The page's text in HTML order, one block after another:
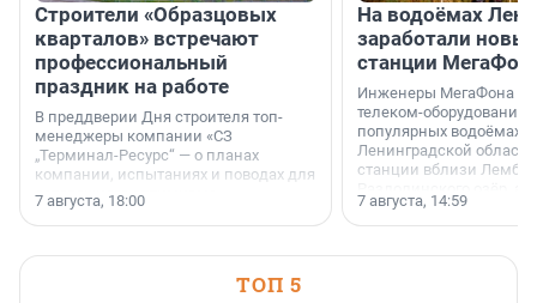
Строители «Образцовых
кварталов» встречают
профессиональный
праздник на работе
В преддверии Дня строителя топ-
менеджеры компании «СЗ
„Терминал-Ресурс“ — о планах
компании, испытаниях и поводах для
осторожного оптимизма.
7 августа, 18:00
На водоёмах
заработали
станции
Инженеры МегаФона
телеком-оборудование
популярных водоёмах
Ленинградской
станции вблизи
недалеко от Большого
водопада.
7 августа, 14:59
ТОП 5